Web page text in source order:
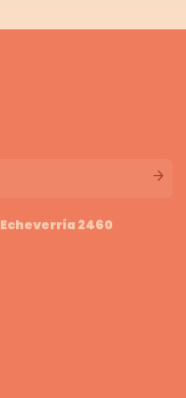
Echeverría 2460